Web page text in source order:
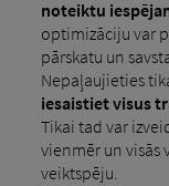
noteiktu
optimizāciju var
pārskatu un
Nepaļaujieties
iesaistiet visus
Tikai tad var
vienmēr un
veiktspēju.